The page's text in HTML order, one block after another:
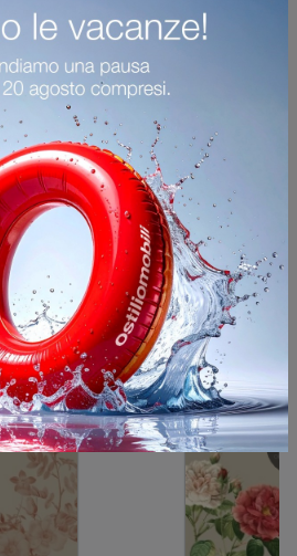
i cataloghi
Privacy Policy
Invia